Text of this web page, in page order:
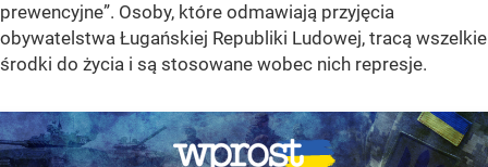
prewencyjne”. Osoby, które odmawiają przyjęcia
obywatelstwa Ługańskiej Republiki Ludowej, tracą wszelkie
środki do życia i są stosowane wobec nich represje.